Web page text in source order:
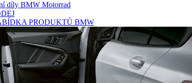
díly BMW Motorrad
PRODUKTŮ BMW